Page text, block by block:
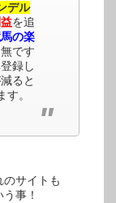
デル
を追
馬の楽
です
録し
ると
す。
サイトも
事！